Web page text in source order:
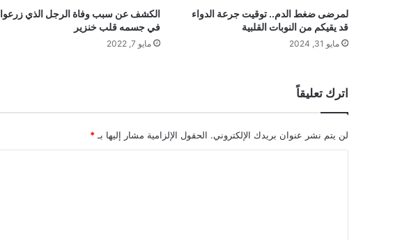
لمرضى ضغط الدم.. توقيت جرعة الدواء
قد يقيكم من النوبات القلبية
مايو 31, 2024
الكشف عن سبب وفاة الرجل الذي زرعوا
في جسمه قلب خنزير
مايو 7, 2022
اترك تعليقاً
لن يتم نشر عنوان بريدك الإلكتروني. الحقول الإلزامية مشار إليها بـ *